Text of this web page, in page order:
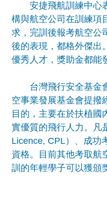
安捷飛航訓練中心表
構與航空公司在訓練項
求，完訓後報考航空公
後的表現，都格外傑出
優秀人才，獎助金都能
台灣飛行安全基金會
空事業發展基金會提撥
目的，主要在於扶植國
實優質的飛行人力。凡
Licence, CPL）、成功
資格。目前其他考取航
訓的年輕學子可以獲頒